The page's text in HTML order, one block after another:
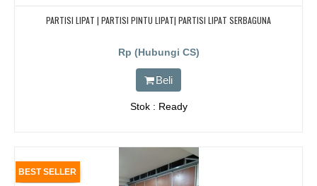
PARTISI LIPAT | PARTISI PINTU LIPAT| PARTISI LIPAT SERBAGUNA
Rp (Hubungi CS)
Beli
Stok : Ready
BEST SELLER